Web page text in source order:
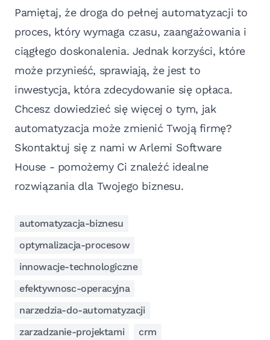
Pamiętaj, że droga do pełnej automatyzacji to
proces, który wymaga czasu, zaangażowania i
ciągłego doskonalenia. Jednak korzyści, które
może przynieść, sprawiają, że jest to
inwestycja, która zdecydowanie się opłaca.
Chcesz dowiedzieć się więcej o tym, jak
automatyzacja może zmienić Twoją firmę?
Skontaktuj się z nami w Arlemi Software
House - pomożemy Ci znaleźć idealne
rozwiązania dla Twojego biznesu.
automatyzacja-biznesu
optymalizacja-procesow
innowacje-technologiczne
efektywnosc-operacyjna
narzedzia-do-automatyzacji
zarzadzanie-projektami
crm